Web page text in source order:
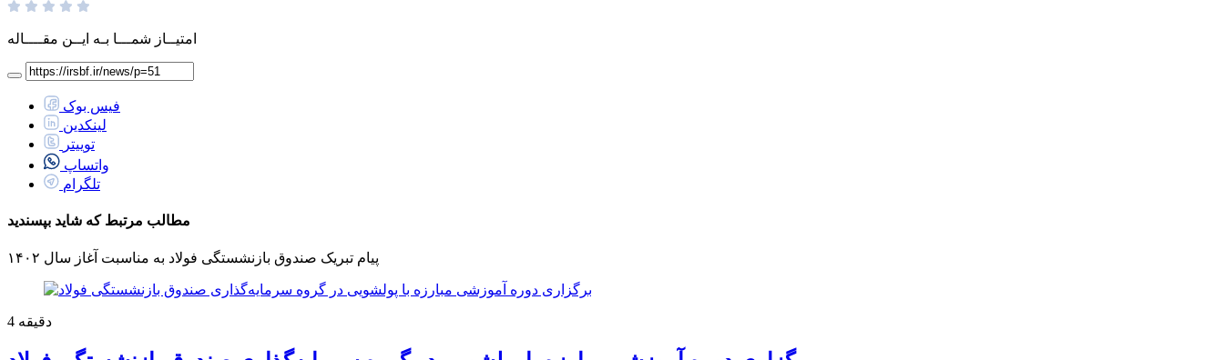
امتیــاز شمـــا بـه ایــن مقــــاله
فیس بوک
لینکدین
توییتر
واتساپ
تلگرام
مطالب مرتبط که شاید بپسندید
پیام تبریک صندوق بازنشستگی فولاد به مناسبت آغاز سال ۱۴۰۲
4 دقیقه